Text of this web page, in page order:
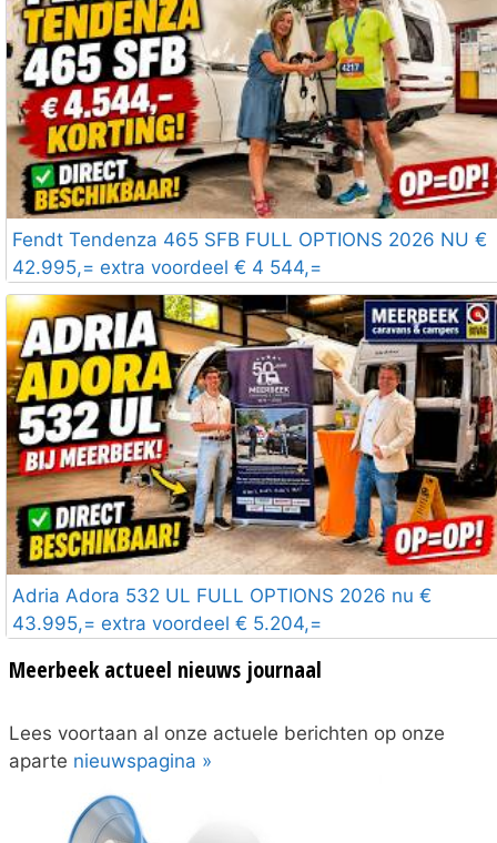
Fendt Tendenza 465 SFB FULL OPTIONS 2026 NU €
42.995,= extra voordeel € 4 544,=
Adria Adora 532 UL FULL OPTIONS 2026 nu €
43.995,= extra voordeel € 5.204,=
Meerbeek actueel nieuws journaal
Lees voortaan al onze actuele berichten op onze
aparte nieuwspagina »